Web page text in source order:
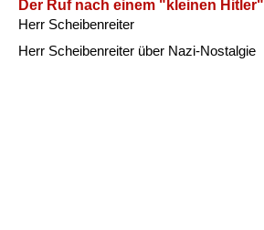
Der Ruf nach einem "kleinen Hitler"
Herr Scheibenreiter
Herr Scheibenreiter über Nazi-Nostalgie